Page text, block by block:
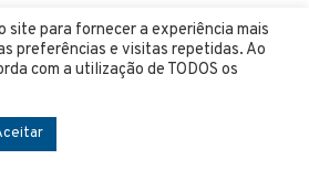
é
uma boa
site para fornecer a experiência mais
preferências e visitas repetidas. Ao
com a utilização de TODOS os